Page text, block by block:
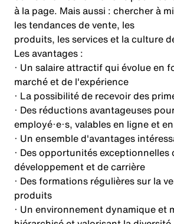
à la page. Mais aussi : chercher à
les tendances de vente, les
produits, les services et la culture
Les avantages :
· Un salaire attractif qui évolue en
marché et de l'expérience
· La possibilité de recevoir des
· Des réductions avantageuses
employé·e·s, valables en ligne et
· Un ensemble d'avantages
· Des opportunités exceptionnelles
développement et de carrière
· Des formations régulières sur la
produits
· Un environnement dynamique et